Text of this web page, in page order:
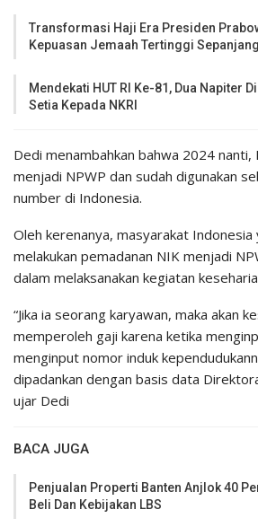
Transformasi Haji Era Presiden
Kepuasan Jemaah Tertinggi
Mendekati HUT RI Ke-81, Dua Napiter
Setia Kepada NKRI
Dedi menambahkan bahwa 2024 nanti,
menjadi NPWP dan sudah digunakan
number di Indonesia.
Oleh kerenanya, masyarakat Indonesia
melakukan pemadanan NIK menjadi
dalam melaksanakan kegiatan
“Jika ia seorang karyawan, maka akan
memperoleh gaji karena ketika
menginput nomor induk
dipadankan dengan basis data
ujar Dedi
BACA JUGA
Penjualan Properti Banten Anjlok 40
Beli Dan Kebijakan LBS